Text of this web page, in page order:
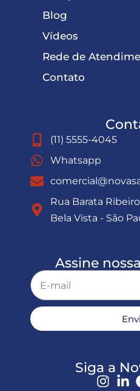
Blog
Vídeos
Rede de
Contato
(11) 5555-4045
Whatsapp
Rua Barata
Bela Vista - São
Assine
Siga a